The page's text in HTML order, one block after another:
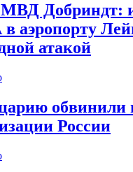
МВД Добриндт:
аэропорту
атакой
обвинили
России